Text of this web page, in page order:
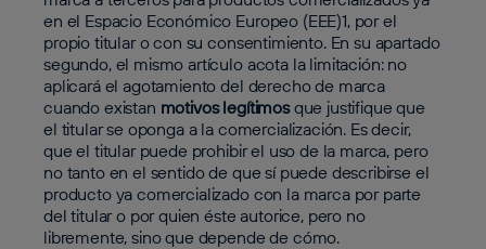
en el Espacio Económico Europeo (EEE)1, por el
propio titular o con su consentimiento. En su apartado
segundo, el mismo artículo acota la limitación: no
aplicará el agotamiento del derecho de marca
cuando existan motivos legítimosque justifique que
el titular se oponga a la comercialización. Es decir,
que el titular puede prohibir el uso de la marca, pero
no tanto en el sentido de que sí puede describirse el
producto ya comercializado con la marca por parte
del titular o por quien éste autorice, pero no
libremente, sino que depende de cómo.